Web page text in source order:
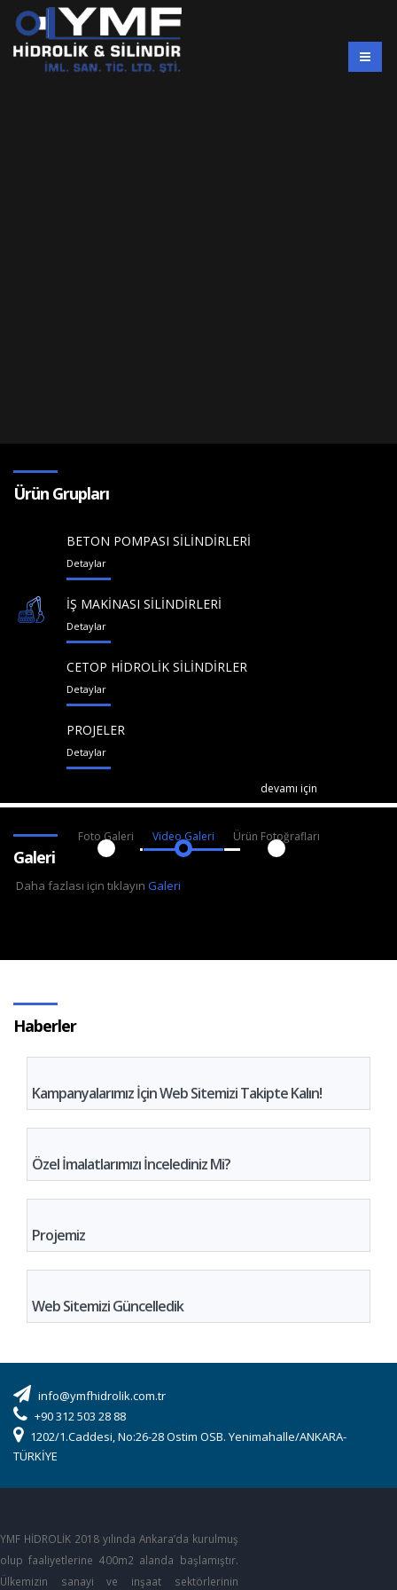
Ürün Grupları
BETON POMPASI SİLİNDİRLERİ
Detaylar
İŞ MAKİNASI SİLİNDİRLERİ
Detaylar
CETOP HİDROLİK SİLİNDİRLER
Detaylar
PROJELER
Detaylar
devamı için
Galeri
Daha fazlası için tıklayın Galeri
Foto Galeri Video Galeri Ürün Fotoğrafları
Haberler
Kampanyalarımız İçin Web Sitemizi Takipte Kalın!
Özel İmalatlarımızı İncelediniz Mi?
Projemiz
Web Sitemizi Güncelledik
info@ymfhidrolik.com.tr
+90 312 503 28 88
1202/1.Caddesi, No:26-28 Ostim OSB. Yenimahalle/ANKARA-
TÜRKİYE
YMF HİDROLİK 2018 yılında Ankara’da kurulmuş
olup faaliyetlerine 400m2 alanda başlamıştır.
Ülkemizin sanayi ve inşaat sektörlerinin